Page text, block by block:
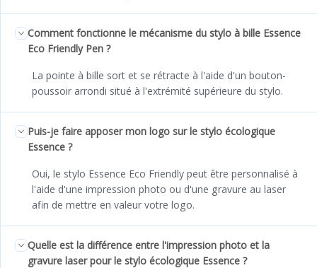
Comment fonctionne le mécanisme du stylo à bille Essence
Eco Friendly Pen ?
La pointe à bille sort et se rétracte à l'aide d'un bouton-
poussoir arrondi situé à l'extrémité supérieure du stylo.
Puis-je faire apposer mon logo sur le stylo écologique
Essence ?
Oui, le stylo Essence Eco Friendly peut être personnalisé à
l'aide d'une impression photo ou d'une gravure au laser
afin de mettre en valeur votre logo.
Quelle est la différence entre l'impression photo et la
gravure laser pour le stylo écologique Essence ?